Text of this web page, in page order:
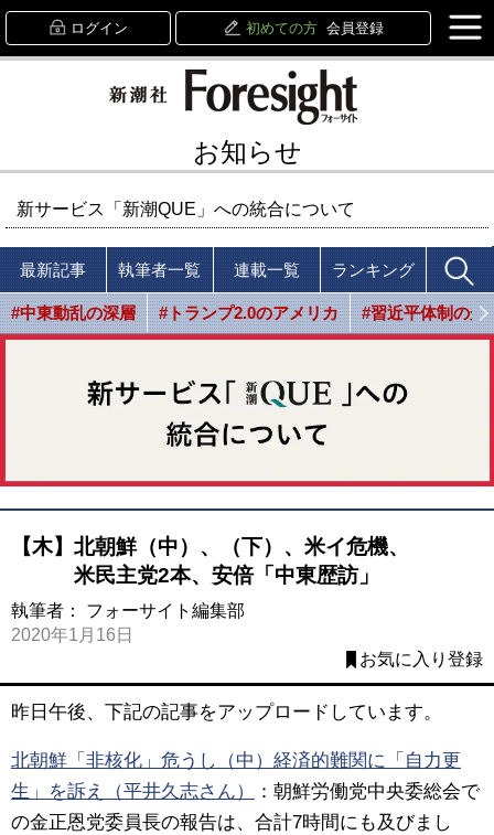
ログイン 初めての方 会員登録
お知らせ
新サービス「新潮QUE」への統合について
最新記事 執筆者一覧 連載一覧 ランキング
#中東動乱の深層 #トランプ2.0のアメリカ #習近平体制の光
【木】北朝鮮（中）、（下）、米イ危機、
米民主党2本、安倍「中東歴訪」
執筆者： フォーサイト編集部
2020年1月16日
お気に入り登録
昨日午後、下記の記事をアップロードしています。
北朝鮮「非核化」危うし（中）経済的難関に「自力更
生」を訴え（平井久志さん）
： 朝鮮労働党中央委総会で
の金正恩党委員長の報告は、合計7時間にも及びまし